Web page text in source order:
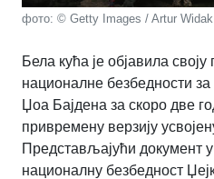
фото: © Getty Images / Artur
Бела кућа је објавила своју
националне безбедности
Џоа Бајдена за скоро две
привремену верзију
Представљајући документ у
националну безбедност